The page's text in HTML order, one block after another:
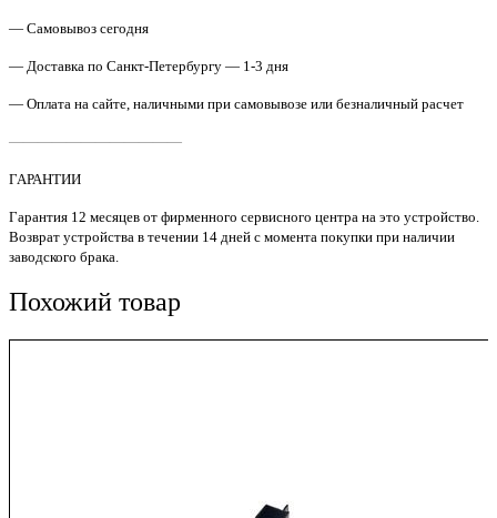
— Самовывоз сегодня
— Доставка по Санкт-Петербургу — 1-3 дня
— Оплата на сайте, наличными при самовывозе или безналичный расчет
————————————
ГАРАНТИИ
Гарантия 12 месяцев от фирменного сервисного центра на это устройство.
Возврат устройства в течении 14 дней с момента покупки при наличии
заводского брака.
Похожий товар